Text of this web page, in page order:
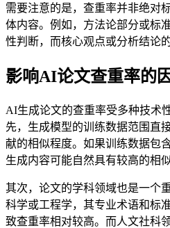
需要注意的是，查重率并非绝对
体内容。例如，方法论部分或标
性判断，而核心观点或分析结论
影响AI论文查重率的
AI生成论文的查重率受多种技术
先，生成模型的训练数据范围直
献的相似程度。如果训练数据包
生成内容可能自然具有较高的相似
其次，论文的学科领域也是一个
科学或工程学，其专业术语和标
致查重率相对较高。而人文社科